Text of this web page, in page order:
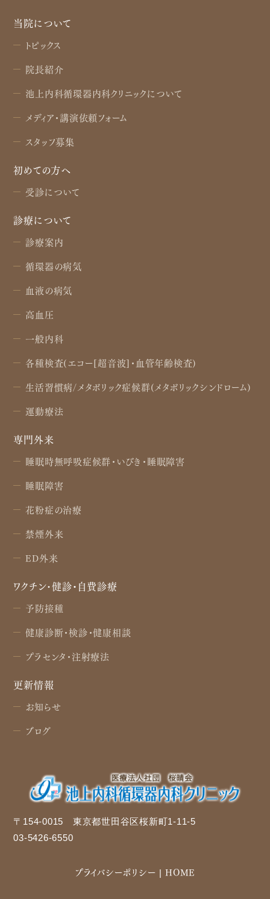
当院について
トピックス
院長紹介
池上内科循環器内科クリニックについて
メディア・講演依頼フォーム
スタッフ募集
初めての方へ
受診について
診療について
診療案内
循環器の病気
血液の病気
高血圧
一般内科
各種検査(エコー[超音波]・血管年齢検査)
生活習慣病/メタボリック症候群(メタボリックシンドローム)
運動療法
専門外来
睡眠時無呼吸症候群・いびき・睡眠障害
睡眠障害
花粉症の治療
禁煙外来
ED外来
ワクチン･健診・自費診療
予防接種
健康診断・検診・健康相談
プラセンタ・注射療法
更新情報
お知らせ
ブログ
〒154-0015 東京都世田谷区桜新町1-11-5
03-5426-6550
プライバシーポリシー HOME